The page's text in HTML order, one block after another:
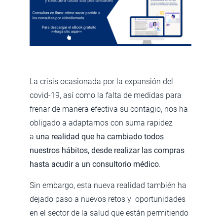
La crisis ocasionada por la expansión del
covid-19, así como la falta de medidas para
frenar de manera efectiva su contagio, nos ha
obligado a adaptarnos con suma rapidez
a una realidad que ha cambiado todos
nuestros hábitos, desde realizar las compras
hasta acudir a un consultorio médico.
Sin embargo, esta nueva realidad también ha
dejado paso a nuevos retos y oportunidades
en el sector de la salud que están permitiendo